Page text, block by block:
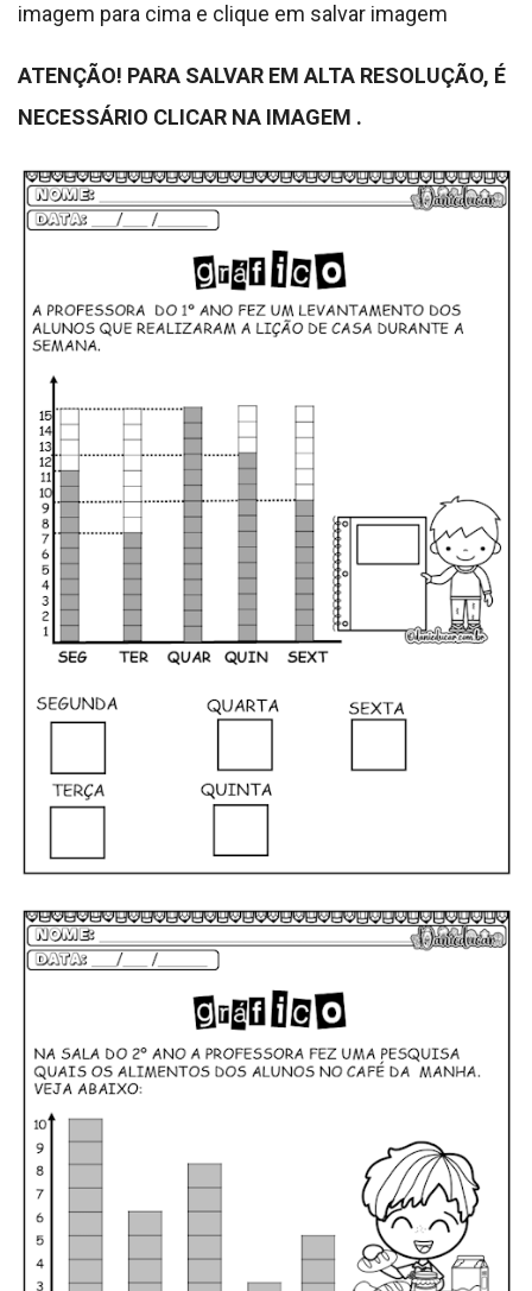
imagem para cima e clique em salvar imagem
ATENÇÃO! PARA SALVAR EM ALTA RESOLUÇÃO, É
NECESSÁRIO CLICAR NA IMAGEM .